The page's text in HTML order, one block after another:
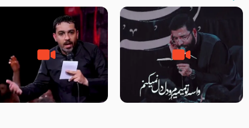
مصداق کربلا – حاج حسین سیب
شور ، حسینا! به‌ حق زهرا «أُنْظُرْ
إِلَینا» – عزاداری شب هفتم ماه